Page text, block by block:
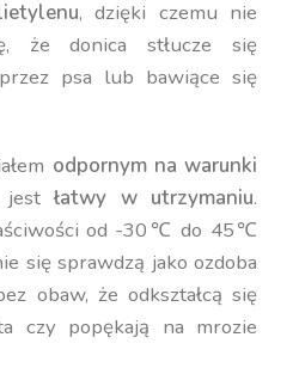
, dzięki czemu nie
że donica stłucze się
psa lub bawiące się
odpornym na warunki
jestłatwy w utrzymaniu.
od -30℃ do 45℃
się sprawdzą jako ozdoba
obaw, że odkształcą się
czy popękają na mrozie